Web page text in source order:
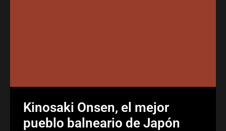
Kinosaki Onsen, el mejor
pueblo balneario de Japón